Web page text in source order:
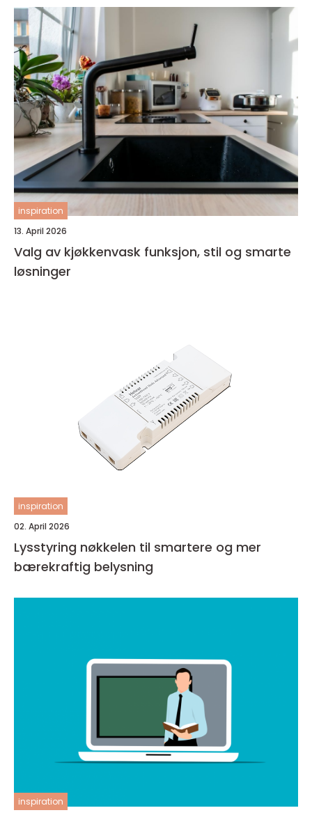
inspiration
13. April 2026
Valg av kjøkkenvask funksjon, stil og smarte
løsninger
inspiration
02. April 2026
Lysstyring nøkkelen til smartere og mer
bærekraftig belysning
inspiration